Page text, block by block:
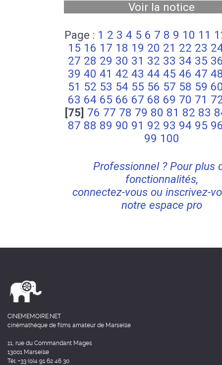
Voir la notice
Page : 1 2 3 4 5 6 7 8 9 10 11
15 16 17 18 19 20 21 22 23
27 28 29 30 31 32 33 34 35
39 40 41 42 43 44 45 46 47
51 52 53 54 55 56 57 58 59
63 64 65 66 67 68 69 70 71
[75] 76 77 78 79 80 81 82 83
87 88 89 90 91 92 93 94 95
99 100
Professionnel ? Pour plus
fonctionnalités,
connectez-vous ou inscrivez-
notre espace pro
CINEMEMOIRE.NET
cinémathèque de films amateur de Marseille
11, rue du Commandant Mages
13001 Marseille
Tél: +33 (0)4 91 62 46 30